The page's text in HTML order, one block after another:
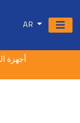
AR
أجهزة